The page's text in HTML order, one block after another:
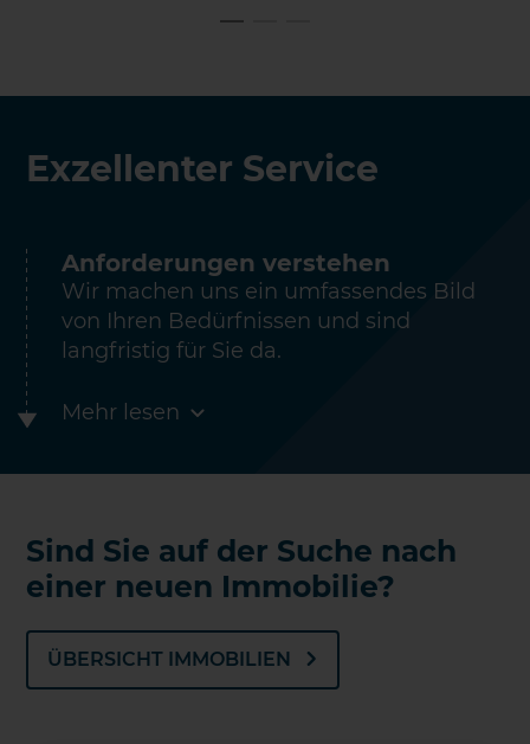
Exzellenter Service
Anforderungen verstehen
Wir machen uns ein umfassendes Bild
von Ihren Bedürfnissen und sind
langfristig für Sie da.
Mehr lesen
Sind Sie auf der Suche nach
einer neuen Immobilie?
ÜBERSICHT IMMOBILIEN